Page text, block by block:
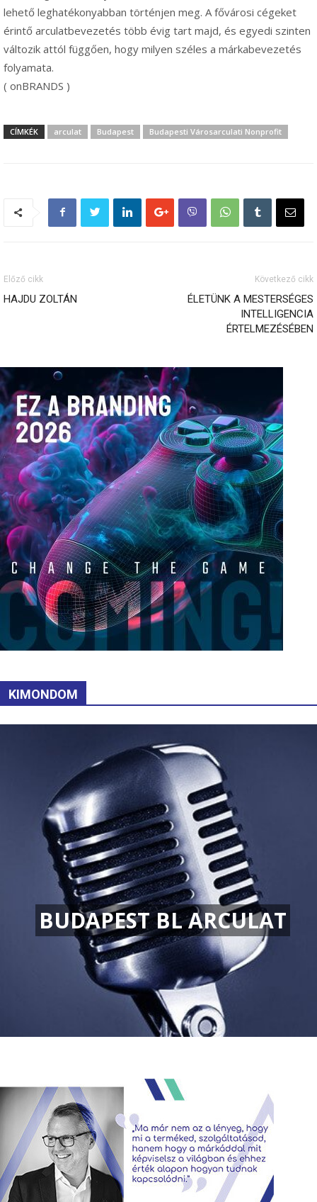
lehető leghatékonyabban történjen meg. A fővárosi cégeket
érintő arculatbevezetés több évig tart majd, és egyedi szinten
változik attól függően, hogy milyen széles a márkabevezetés
folyamata.
( onBRANDS )
CÍMKÉK arculat Budapest Budapesti Városarculati Nonprofit
Előző cikk
HAJDU ZOLTÁN
Következő cikk
ÉLETÜNK A MESTERSÉGES
INTELLIGENCIA
ÉRTELMEZÉSÉBEN
KIMONDOM
BUDAPEST BL ARCULAT